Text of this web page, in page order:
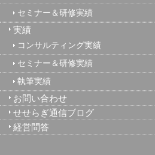
セミナー＆研修実績
実績
コンサルティング実績
セミナー＆研修実績
執筆実績
お問い合わせ
せせらぎ通信ブログ
経営問答